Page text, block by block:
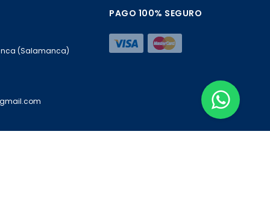
(Salamanca)
PAGO 100% SEGURO